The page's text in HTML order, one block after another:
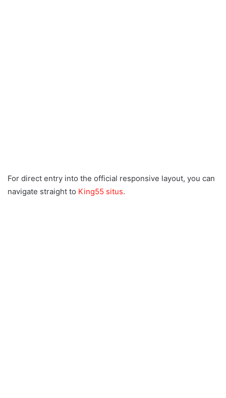
For direct entry into the official responsive layout, you can
navigate straight to King55 situs.